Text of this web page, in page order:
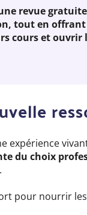
revue
tout en offrant
cours et ouvrir
expérience
du choix
pour nourrir